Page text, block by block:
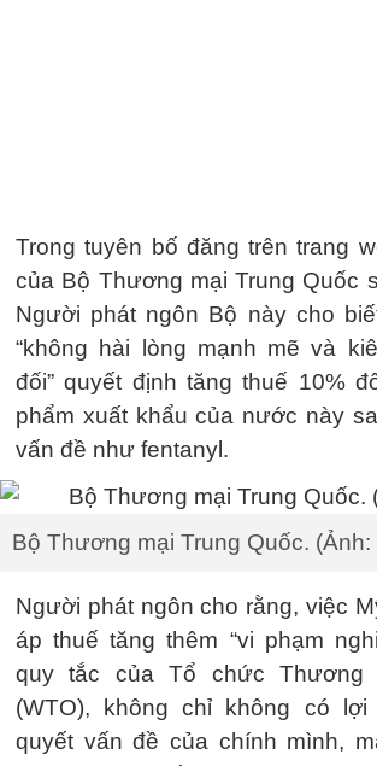
Trong tuyên bố đăng trên trang
của Bộ Thương mại Trung Quốc
Người phát ngôn Bộ này cho
“không hài lòng mạnh mẽ và
đối” quyết định tăng thuế 10%
phẩm xuất khẩu của nước này
vấn đề như fentanyl.
Bộ Thương mại Trung Quốc. (Ảnh:
Người phát ngôn cho rằng, việc
áp thuế tăng thêm “vi phạm
quy tắc của Tổ chức Thương
(WTO), không chỉ không có
quyết vấn đề của chính mình,